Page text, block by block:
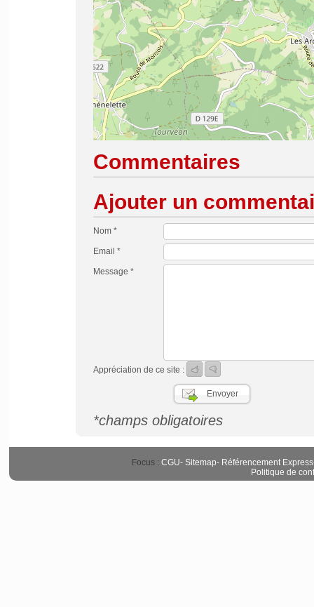
Commentaires
Ajouter un
Nom *
Email *
Message *
Appréciation de ce site :
*champs obligatoires
Focus : CGU- Sitemap- Référencement Express
Politique de